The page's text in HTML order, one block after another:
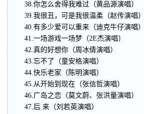
38.你怎么舍得我难过（黄品源演唱）
39.我很丑，可是我很温柔（赵传演唱）
40.有多少爱可以重来（迪克牛仔演唱）
41.一场游戏一场梦（2E杰演唱）
42.真的好想你（周冰倩演唱）
43.忘不了（童安格演唱）
44.快乐老家（陈明演唱）
45.从开始到现在（张信哲演唱）
46.广岛之恋（莫文蔚、张洪量演唱）
47.后 来（刘若英演唱）